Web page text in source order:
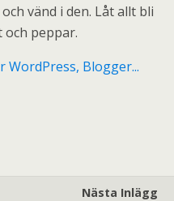
vänd i den. Låt allt bli
och peppar.
Nästa Inlägg